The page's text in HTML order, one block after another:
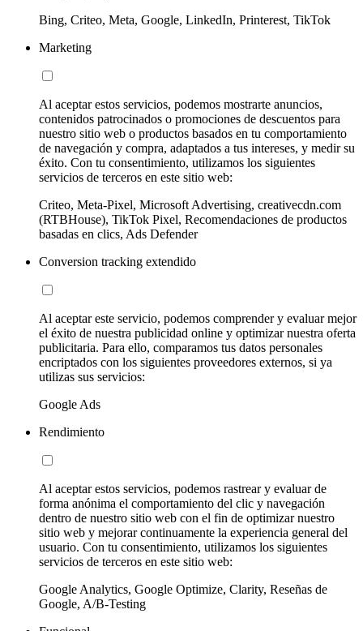
Bing, Criteo, Meta, Google, LinkedIn, Printerest, TikTok
Marketing
Al aceptar estos servicios, podemos mostrarte anuncios,
contenidos patrocinados o promociones de descuentos para
nuestro sitio web o productos basados en tu comportamiento
de navegación y compra, adaptados a tus intereses, y medir su
éxito. Con tu consentimiento, utilizamos los siguientes
servicios de terceros en este sitio web:
Criteo, Meta-Pixel, Microsoft Advertising, creativecdn.com
(RTBHouse), TikTok Pixel, Recomendaciones de productos
basadas en clics, Ads Defender
Conversion tracking extendido
Al aceptar este servicio, podemos comprender y evaluar mejor
el éxito de nuestra publicidad online y optimizar nuestra oferta
publicitaria. Para ello, comparamos tus datos personales
encriptados con los siguientes proveedores externos, si ya
utilizas sus servicios:
Google Ads
Rendimiento
Al aceptar estos servicios, podemos rastrear y evaluar de
forma anónima el comportamiento del clic y navegación
dentro de nuestro sitio web con el fin de optimizar nuestro
sitio web y mejorar continuamente la experiencia general del
usuario. Con tu consentimiento, utilizamos los siguientes
servicios de terceros en este sitio web:
Google Analytics, Google Optimize, Clarity, Reseñas de
Google, A/B-Testing